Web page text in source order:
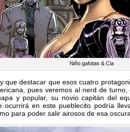
Niño gafotas & Cia
que destacar que esos cuatro
pues veremos al nerd de
y popular, su novio capitán del
ocurrirá en este pueblecito podría
para poder salir airosos de esa